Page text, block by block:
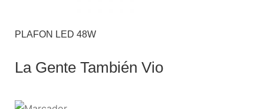
PLAFON LED 48W
La Gente También Vio